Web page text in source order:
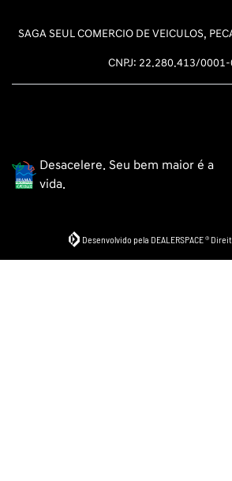
SAGA SEUL COMERCIO DE VEICULOS,
CNPJ: 22.280.413/
Desacelere. Seu bem maior é a
vida.
Desenvolvido pela DEALERSPACE ®